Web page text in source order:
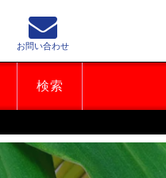
検索
お問い合わせ